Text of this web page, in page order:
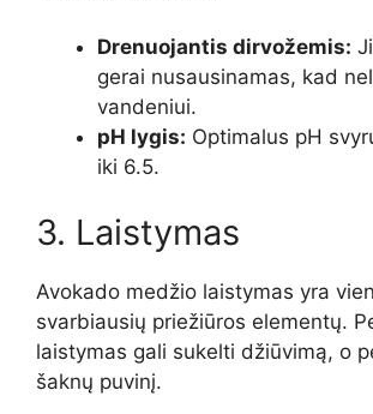
Drenuojantis dirvožemis:
gerai nusausinamas, kad
vandeniui.
pH lygis: Optimalus pH
iki 6.5.
3. Laistymas
Avokado medžio laistymas yra
svarbiausių priežiūros elementų.
laistymas gali sukelti džiūvimą, o
šaknų puvinį.